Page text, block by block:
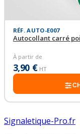
RÉF. AUTO-E007
Autocollant carré
À partir de
3,90 € HT
Signaletique-Pro.fr